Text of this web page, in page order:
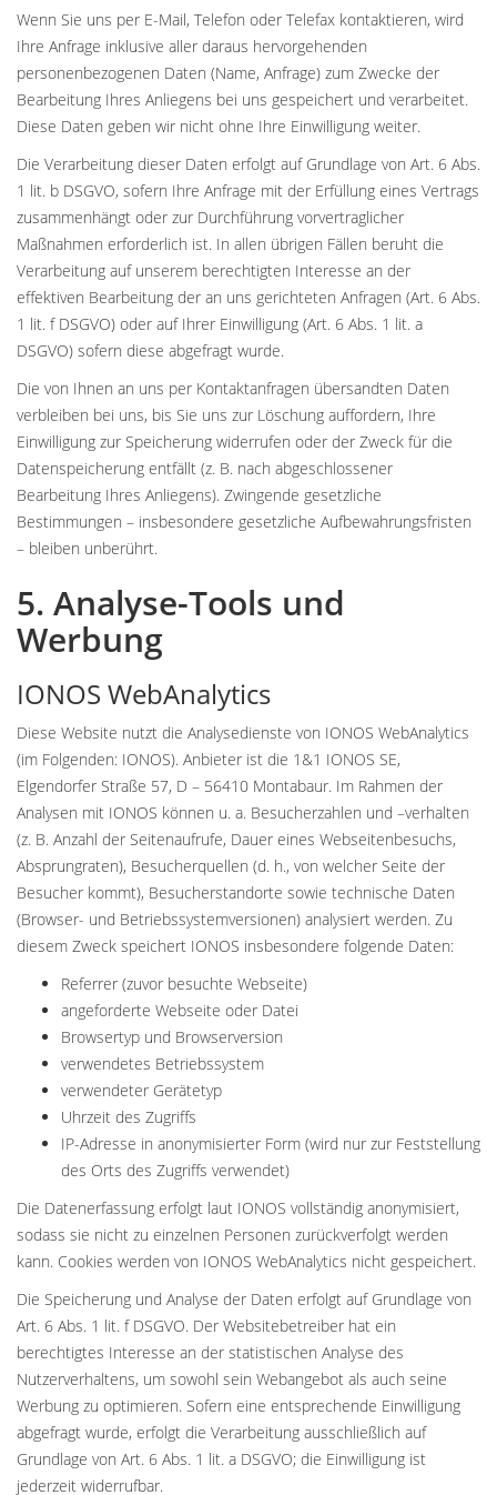
Wenn Sie uns per E-Mail, Telefon oder Telefax kontaktieren, wird
Ihre Anfrage inklusive aller daraus hervorgehenden
personenbezogenen Daten (Name, Anfrage) zum Zwecke der
Bearbeitung Ihres Anliegens bei uns gespeichert und verarbeitet.
Diese Daten geben wir nicht ohne Ihre Einwilligung weiter.
Die Verarbeitung dieser Daten erfolgt auf Grundlage von Art. 6 Abs.
1 lit. b DSGVO, sofern Ihre Anfrage mit der Erfüllung eines Vertrags
zusammenhängt oder zur Durchführung vorvertraglicher
Maßnahmen erforderlich ist. In allen übrigen Fällen beruht die
Verarbeitung auf unserem berechtigten Interesse an der
effektiven Bearbeitung der an uns gerichteten Anfragen (Art. 6 Abs.
1 lit. f DSGVO) oder auf Ihrer Einwilligung (Art. 6 Abs. 1 lit. a
DSGVO) sofern diese abgefragt wurde.
Die von Ihnen an uns per Kontaktanfragen übersandten Daten
verbleiben bei uns, bis Sie uns zur Löschung auffordern, Ihre
Einwilligung zur Speicherung widerrufen oder der Zweck für die
Datenspeicherung entfällt (z. B. nach abgeschlossener
Bearbeitung Ihres Anliegens). Zwingende gesetzliche
Bestimmungen – insbesondere gesetzliche Aufbewahrungsfristen
– bleiben unberührt.
5. Analyse-Tools und
Werbung
IONOS WebAnalytics
Diese Website nutzt die Analysedienste von IONOS WebAnalytics
(im Folgenden: IONOS). Anbieter ist die 1&1 IONOS SE,
Elgendorfer Straße 57, D – 56410 Montabaur. Im Rahmen der
Analysen mit IONOS können u. a. Besucherzahlen und –verhalten
(z. B. Anzahl der Seitenaufrufe, Dauer eines Webseitenbesuchs,
Absprungraten), Besucherquellen (d. h., von welcher Seite der
Besucher kommt), Besucherstandorte sowie technische Daten
(Browser- und Betriebssystemversionen) analysiert werden. Zu
diesem Zweck speichert IONOS insbesondere folgende Daten:
Referrer (zuvor besuchte Webseite)
angeforderte Webseite oder Datei
Browsertyp und Browserversion
verwendetes Betriebssystem
verwendeter Gerätetyp
Uhrzeit des Zugriffs
IP-Adresse in anonymisierter Form (wird nur zur Feststellung
des Orts des Zugriffs verwendet)
Die Datenerfassung erfolgt laut IONOS vollständig anonymisiert,
sodass sie nicht zu einzelnen Personen zurückverfolgt werden
kann. Cookies werden von IONOS WebAnalytics nicht gespeichert.
Die Speicherung und Analyse der Daten erfolgt auf Grundlage von
Art. 6 Abs. 1 lit. f DSGVO. Der Websitebetreiber hat ein
berechtigtes Interesse an der statistischen Analyse des
Nutzerverhaltens, um sowohl sein Webangebot als auch seine
Werbung zu optimieren. Sofern eine entsprechende Einwilligung
abgefragt wurde, erfolgt die Verarbeitung ausschließlich auf
Grundlage von Art. 6 Abs. 1 lit. a DSGVO; die Einwilligung ist
jederzeit widerrufbar.